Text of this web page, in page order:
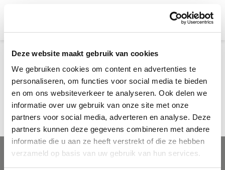
Deze website maakt gebruik van cookies
We gebruiken cookies om content en advertenties te
personaliseren, om functies voor social media te bieden
en om ons websiteverkeer te analyseren. Ook delen we
informatie over uw gebruik van onze site met onze
partners voor social media, adverteren en analyse. Deze
partners kunnen deze gegevens combineren met andere
informatie die u aan ze heeft verstrekt of die ze hebben
verzameld op basis van uw gebruik van hun services.
Zoek
op
Zoeken op
Service Downloads Duurzaamheid